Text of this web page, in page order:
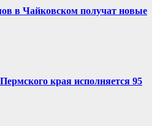
в Чайковском получат новые
края исполняется 95